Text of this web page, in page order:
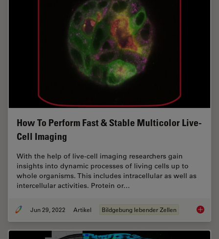
How To Perform Fast & Stable Multicolor Live-
Cell Imaging
With the help of live-cell imaging researchers gain
insights into dynamic processes of living cells up to
whole organisms. This includes intracellular as well as
intercellular activities. Protein or…
Jun 29, 2022 Artikel Bildgebung lebender Zellen How